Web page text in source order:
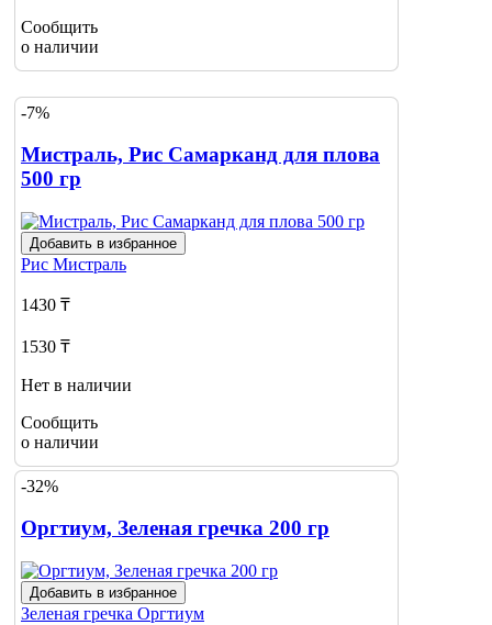
Сообщить
о наличии
-7%
Мистраль, Рис Самарканд для плова
500 гр
Добавить в избранное
Рис Мистраль
1430 ₸
1530 ₸
Нет в наличии
Сообщить
о наличии
-32%
Оргтиум, Зеленая гречка 200 гр
Добавить в избранное
Зеленая гречка Оргтиум